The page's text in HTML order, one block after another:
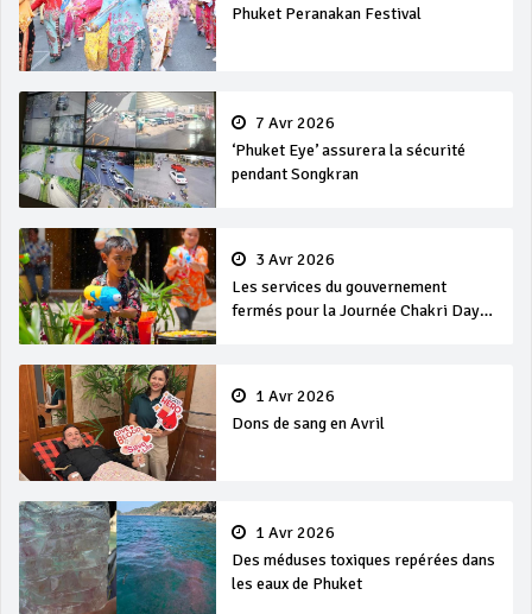
Phuket Peranakan Festival
7 Avr 2026
‘Phuket Eye’ assurera la sécurité
pendant Songkran
3 Avr 2026
Les services du gouvernement
fermés pour la Journée Chakri Day
1 Avr 2026
Dons de sang en Avril
1 Avr 2026
Des méduses toxiques repérées dans
les eaux de Phuket